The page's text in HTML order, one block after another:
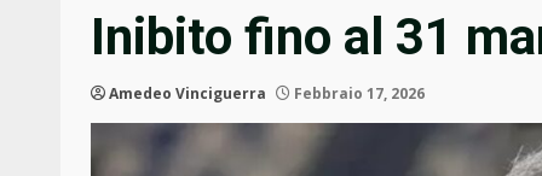
Inibito fino al 31
Amedeo Vinciguerra Febbraio 17, 2026